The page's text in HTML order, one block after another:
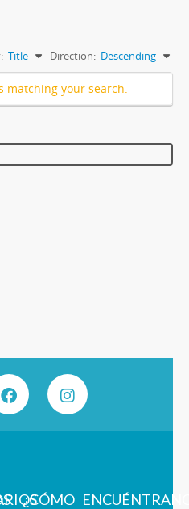
Title Direction: Descending
matching your search.
¿CÓMO